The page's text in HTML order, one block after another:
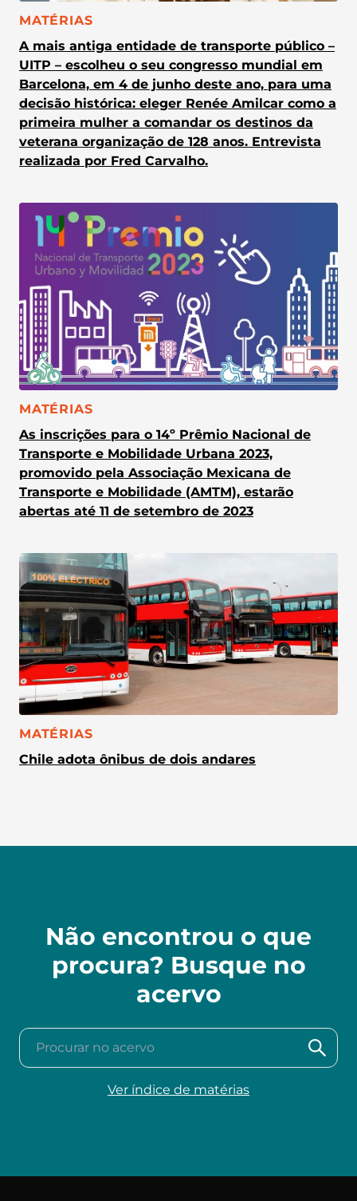
CATEGORIA:
MATÉRIAS
A mais antiga entidade de transporte público –
UITP – escolheu o seu congresso mundial em
Barcelona, em 4 de junho deste ano, para uma
decisão histórica: eleger Renée Amilcar como a
primeira mulher a comandar os destinos da
veterana organização de 128 anos. Entrevista
realizada por Fred Carvalho.
CATEGORIA:
MATÉRIAS
As inscrições para o 14º Prêmio Nacional de
Transporte e Mobilidade Urbana 2023,
promovido pela Associação Mexicana de
Transporte e Mobilidade (AMTM), estarão
abertas até 11 de setembro de 2023
CATEGORIA:
MATÉRIAS
Chile adota ônibus de dois andares
Não encontrou o que
procura? Busque no
acervo
Procurar no acervo
Ver índice de matérias